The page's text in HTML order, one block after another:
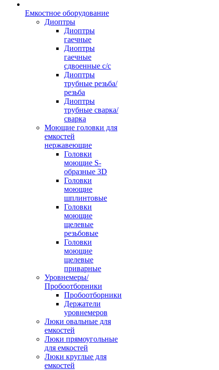
Емкостное оборудование
Диоптры
Диоптры
гаечные
Диоптры
гаечные
сдвоенные c/c
Диоптры
трубные резьба/
резьба
Диоптры
трубные сварка/
сварка
Моющие головки для
емкостей
нержавеющие
Головки
моющие S-
образные 3D
Головки
моющие
шплинтовые
Головки
моющие
щелевые
резьбовые
Головки
моющие
щелевые
приварные
Уровнемеры/
Пробоотборники
Пробоотборники
Держатели
уровнемеров
Люки овальные для
емкостей
Люки прямоугольные
для емкостей
Люки круглые для
емкостей